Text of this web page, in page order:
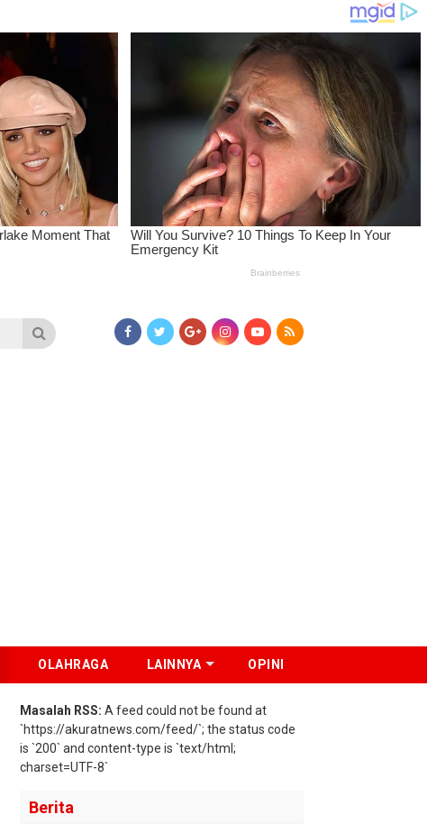
OLAHRAGA LAINNYA OPINI
Masalah RSS: A feed could not be found at
`https://akuratnews.com/feed/`; the status code
is `200` and content-type is `text/html;
charset=UTF-8`
Berita